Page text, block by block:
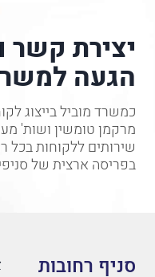
יצירת קשר
הגעה
כמשרד מוביל בייצוג
מרקמן טומשין ושות'
שירותים ללקוחות בכל
בפריסה ארצית של
סניף רחובות